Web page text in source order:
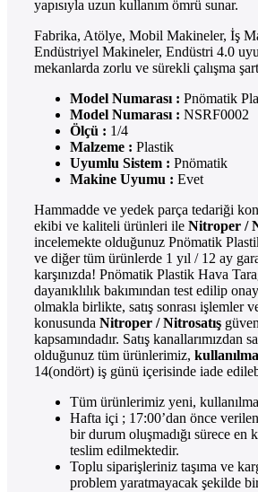
yapısıyla uzun kullanım ömrü sunar.
Fabrika, Atölye, Mobil Makineler, İş
Endüstriyel Makineler, Endüstri 4.0
mekanlarda zorlu ve sürekli çalışma
Model Numarası : Pnömatik
Model Numarası : NSRF0002
Ölçü : 1/4
Malzeme : Plastik
Uyumlu Sistem : Pnömatik
Makine Uyumu : Evet
Hammadde ve yedek parça tedariği
ekibi ve kaliteli ürünleri ile Nitroper /
incelemekte olduğunuz Pnömatik
ve diğer tüm ürünlerde 1 yıl / 12 ay
karşınızda! Pnömatik Plastik Hava
dayanıklılık bakımından test edilip
olmakla birlikte, satış sonrası işlemler
konusunda Nitroper / Nitrosatış
kapsamındadır. Satış kanallarımızdan
olduğunuz tüm ürünlerimiz,
14(ondört) iş günü içerisinde iade
Tüm ürünlerimiz yeni,
Hafta içi ; 17:00’dan önce
bir durum oluşmadığı sürece en
teslim edilmektedir.
Toplu siparişleriniz taşıma ve
problem yaratmayacak şekilde